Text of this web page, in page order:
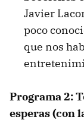
Javier
poco
que nos
Programa 2:
esperas (con